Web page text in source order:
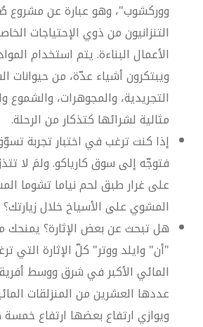
ووركشوب"، وهو عبارة عن مشروع
التنزانيون من ذوي الإحتياجات
الأعمال البناءة. يتم استخدام
ويبتكرون أشياء عدّة، من حيوانات
التجريدية، والمجوهرات، والشموع
مثالية لشرائها كتذكار من الرحلة.
إذا كنت ترغب في اختبار تجربة
فتوجّه إلى سوق كارياكو. ولمَ لا
على غرار طبق لحم نياما تشوما
المشوي على الأسياخ خلال زيارتك؟
هل تبحث عن بعض الإثارة؟
"أن" وايلد ووتر" كلّ الإثارة التي
المائي الأكبر في شرق ووسط
عددها العشرين من المنزلقات
ويوازي ارتفاع بعضها ارتفاع